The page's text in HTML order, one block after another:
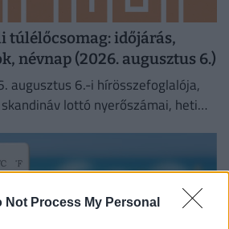
Not Process My Personal
túlélőcsomag: időjárás,
névnap (2026. augusztus 6.)
augusztus 6.-i hírösszefoglalója,
lottó nyerőszámai, heti